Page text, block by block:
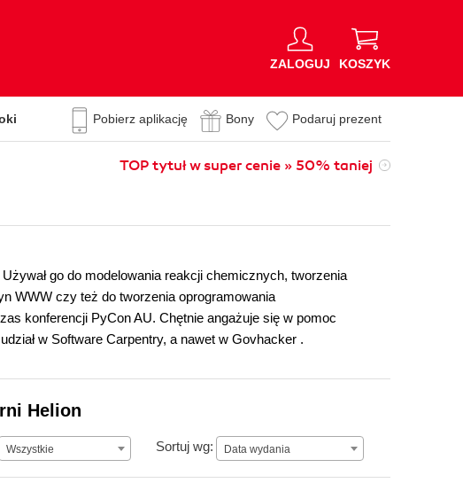
ZALOGUJ KOSZYK
Pobierz aplikację Bony Podaruj prezent
TOP tytuł w super cenie » 50% taniej
go do modelowania reakcji chemicznych, tworzenia
WWW czy też do tworzenia oprogramowania
konferencji PyCon AU. Chętnie angażuje się w pomoc
w Software Carpentry, a nawet w Govhacker .
Helion
Wszystkie Sortuj wg: Data wydania
Data wydania